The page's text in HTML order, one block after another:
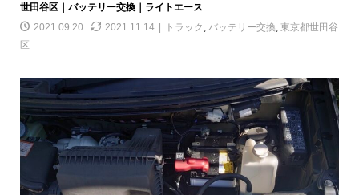
世田谷区｜バッテリー交換｜ライトエース
2021.09.20
2021.11.14 トラック バッテリー交換 東京都世田谷
区